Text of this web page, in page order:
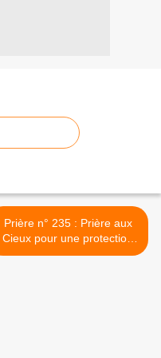
Prière n° 235 : Prière aux
Cieux pour une protection
contre la tempête >